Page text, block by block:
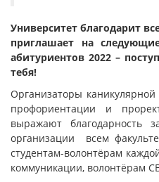
Университет благодарит
приглашает на
абитуриентов 2022 –
тебя!
Организаторы
профориентации и
выражают
организации всем
студентам-волонтёрам
коммуникации, волонтёрам